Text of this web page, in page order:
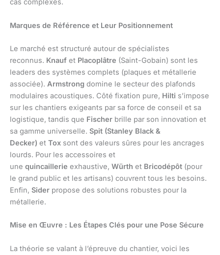
cas complexes.
Marques de Référence et Leur Positionnement
Le marché est structuré autour de spécialistes
reconnus. Knauf et Placoplâtre (Saint-Gobain) sont les
leaders des systèmes complets (plaques et métallerie
associée). Armstrong domine le secteur des plafonds
modulaires acoustiques. Côté fixation pure, Hilti s’impose
sur les chantiers exigeants par sa force de conseil et sa
logistique, tandis que Fischer brille par son innovation et
sa gamme universelle. Spit (Stanley Black &
Decker) et Tox sont des valeurs sûres pour les ancrages
lourds. Pour les accessoires et
une quincaillerie exhaustive, Würth et Bricodépôt (pour
le grand public et les artisans) couvrent tous les besoins.
Enfin, Sider propose des solutions robustes pour la
métallerie.
Mise en Œuvre : Les Étapes Clés pour une Pose Sécure
La théorie se valant à l’épreuve du chantier, voici les